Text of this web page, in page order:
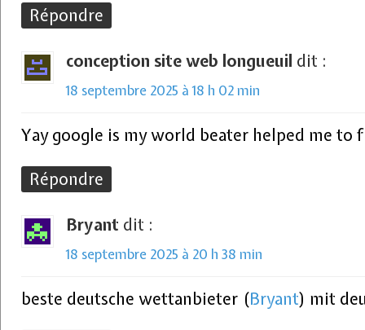
Répondre
conception site web longueuil dit :
18 septembre 2025 à 18 h 02 min
Yay google is my world beater helped me to
Répondre
Bryant dit :
18 septembre 2025 à 20 h 38 min
beste deutsche wettanbieter (Bryant) mit